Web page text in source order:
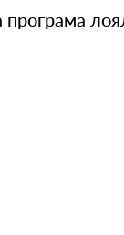
програма